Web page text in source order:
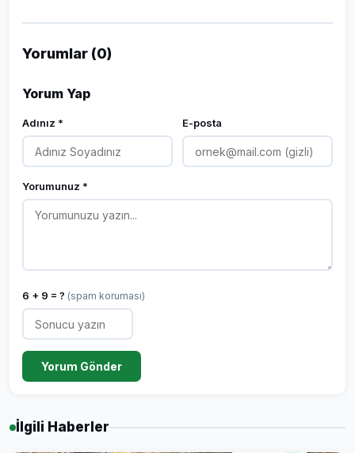
Yorumlar (0)
Yorum Yap
Adınız * E-posta
Yorumunuz *
6 + 9 = ? (spam koruması)
Yorum Gönder
İlgili Haberler